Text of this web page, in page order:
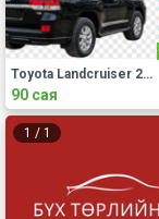
Toyota Landcruiser 200
90 сая
1 / 1